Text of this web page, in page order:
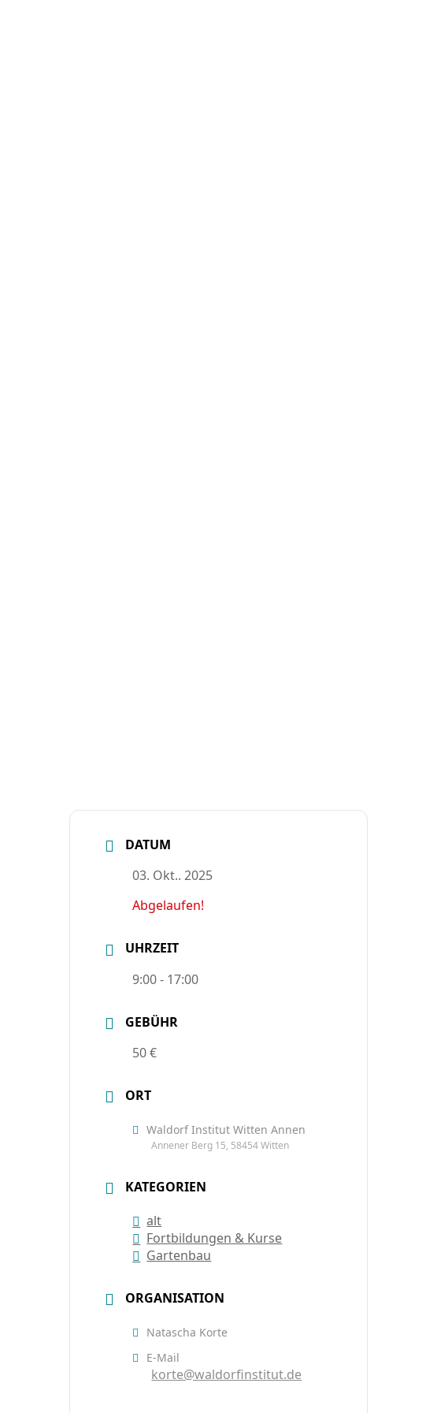
DATUM
03. Okt.. 2025
Abgelaufen!
UHRZEIT
9:00 - 17:00
GEBÜHR
50 €
ORT
Waldorf Institut Witten Annen
Annener Berg 15, 58454 Witten
KATEGORIEN
alt
Fortbildungen & Kurse
Gartenbau
ORGANISATION
Natascha Korte
E-Mail
korte@waldorfinstitut.de